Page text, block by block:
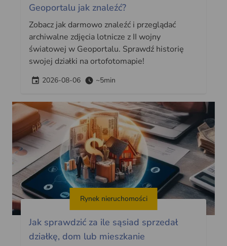
Geoportalu jak znaleźć?
Zobacz jak darmowo znaleźć i przeglądać
archiwalne zdjęcia lotnicze z II wojny
światowej w Geoportalu. Sprawdź historię
swojej działki na ortofotomapie!
2026-08-06 ~5min
Rynek nieruchomości
Jak sprawdzić za ile sąsiad sprzedał
działkę, dom lub mieszkanie